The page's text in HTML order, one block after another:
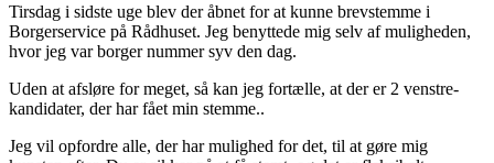
Tirsdag i sidste uge blev der åbnet for at kunne brevstemme i
Borgerservice på Rådhuset. Jeg benyttede mig selv af muligheden,
hvor jeg var borger nummer syv den dag.
Uden at afsløre for meget, så kan jeg fortælle, at der er 2 venstre-
kandidater, der har fået min stemme..
Jeg vil opfordre alle, der har mulighed for det, til at gøre mig